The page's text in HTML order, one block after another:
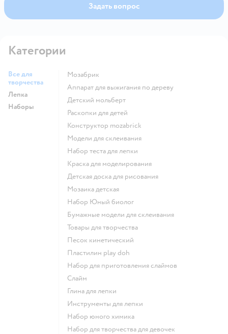
Задать вопрос
Категории
Все для
творчества
Лепка
Наборы
Мозабрик
Аппарат для выжигания по дереву
Детский мольберт
Раскопки для детей
Конструктор mozabrick
Модели для склеивания
Набор теста для лепки
Краска для моделирования
Детская доска для рисования
Мозаика детская
набор Юный биолог
Бумажные модели для склеивания
Товары для творчества
Песок кинетический
Пластилин play doh
Набор для приготовления слаймов
Слайм
Глина для лепки
Инструменты для лепки
Набор юного химика
Набор для творчества для девочек